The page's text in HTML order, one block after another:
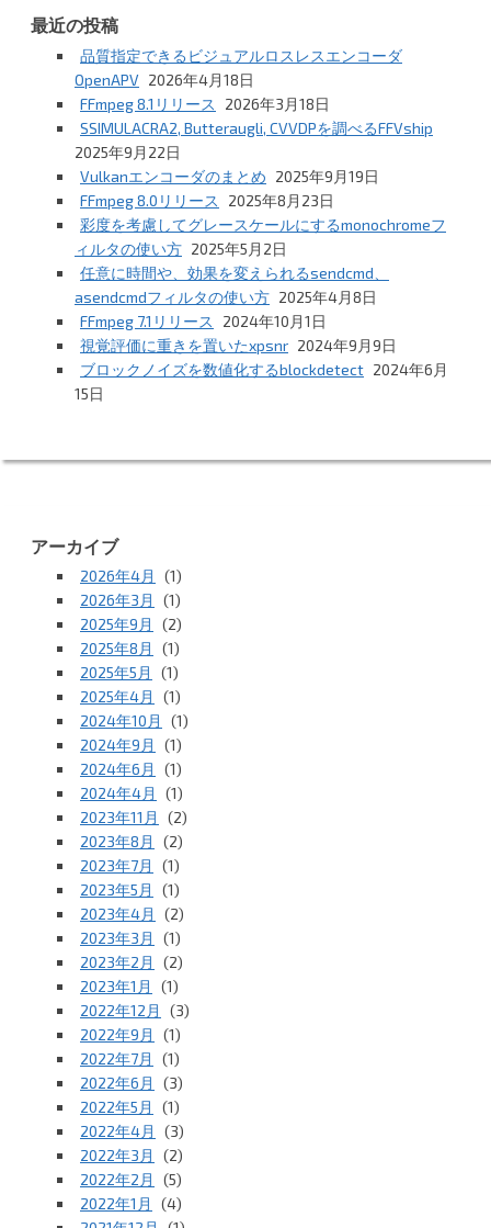
最近の投稿
品質指定できるビジュアルロスレスエンコーダ
OpenAPV 2026年4月18日
FFmpeg 8.1リリース
2026年3月18日
SSIMULACRA2, Butteraugli, CVVDPを調べるFFVship
2025年9月22日
Vulkanエンコーダのまとめ 2025年9月19日
FFmpeg 8.0リリース
2025年8月23日
彩度を考慮してグレースケールにするmonochromeフ
ィルタの使い方 2025年5月2日
任意に時間や、効果を変えられるsendcmd、
asendcmdフィルタの使い方 2025年4月8日
FFmpeg 7.1リリース
2024年10月1日
視覚評価に重きを置いたxpsnr 2024年9月9日
ブロックノイズを数値化するblockdetect 2024年6月
15日
アーカイブ
2026年4月
(1)
2026年3月
(1)
2025年9月
(2)
2025年8月
(1)
2025年5月
(1)
2025年4月
(1)
2024年10月
(1)
2024年9月
(1)
2024年6月
(1)
2024年4月
(1)
2023年11月
(2)
2023年8月
(2)
2023年7月
(1)
2023年5月
(1)
2023年4月
(2)
2023年3月
(1)
2023年2月
(2)
2023年1月
(1)
2022年12月
(3)
2022年9月
(1)
2022年7月
(1)
2022年6月
(3)
2022年5月
(1)
2022年4月
(3)
2022年3月
(2)
2022年2月
(5)
2022年1月
(4)